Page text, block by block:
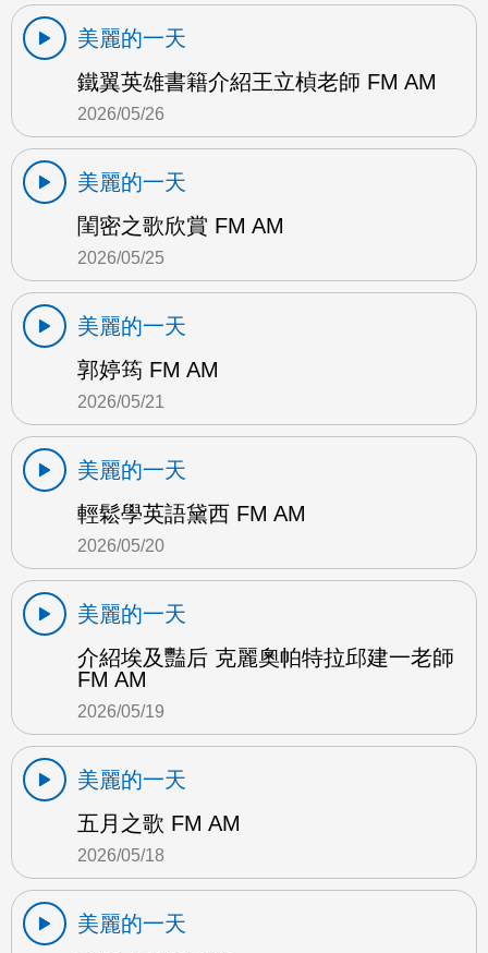
美麗的一天
鐵翼英雄書籍介紹王立楨老師 FM AM
2026/05/26
美麗的一天
閨密之歌欣賞 FM AM
2026/05/25
美麗的一天
郭婷筠 FM AM
2026/05/21
美麗的一天
輕鬆學英語黛西 FM AM
2026/05/20
美麗的一天
介紹埃及豔后 克麗奧帕特拉邱建一老師
FM AM
2026/05/19
美麗的一天
五月之歌 FM AM
2026/05/18
美麗的一天